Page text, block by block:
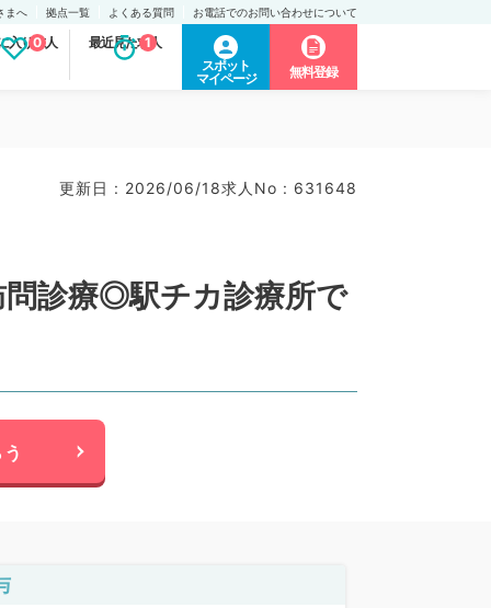
まへ 拠点一覧 よくある質問 お電話でのお問い合わせについて
入り求人
0 最近見た求人
1
スポット
マイページ
無料登録
更新日 : 2026/06/18求人No : 631648
診療◎駅チカ診療所で